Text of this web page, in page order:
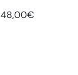
48,00€